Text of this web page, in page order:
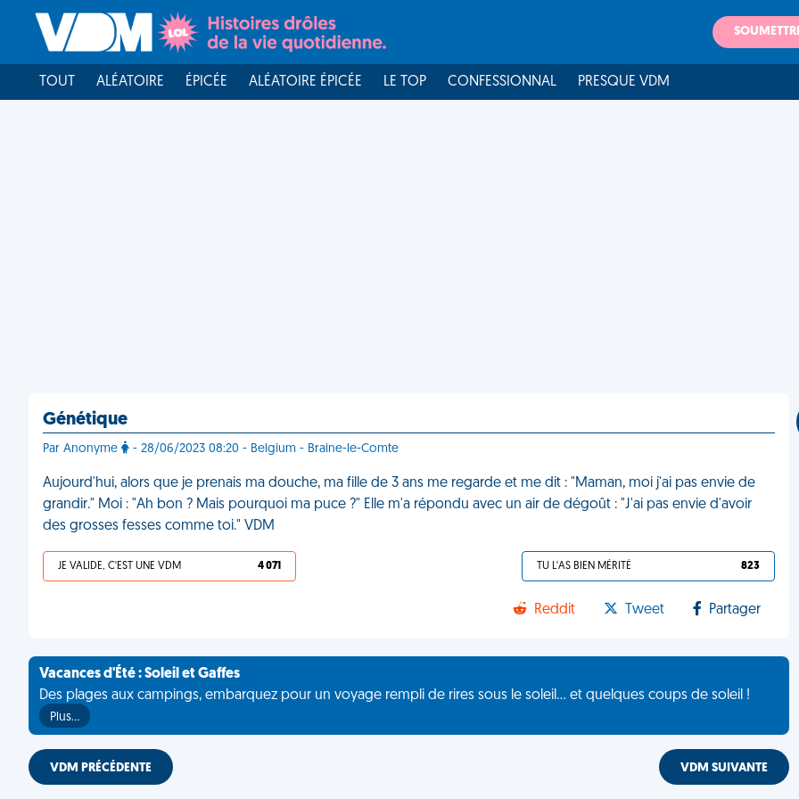
TOUT ALÉATOIRE ÉPICÉE ALÉATOIRE ÉPICÉE LE TOP CONFESSIONNAL PRESQUE VDM
Génétique
Par Anonyme - 28/06/2023 08:20 - Belgium - Braine-le-Comte
Aujourd'hui, alors que je prenais ma douche, ma fille de 3 ans me regarde et me dit : "Maman, moi j'ai pas envie de
grandir." Moi : "Ah bon ? Mais pourquoi ma puce ?" Elle m'a répondu avec un air de dégoût : "J'ai pas envie d'avoir
des grosses fesses comme toi." VDM
JE VALIDE, C'EST UNE VDM 4 071 TU L'AS BIEN MÉRITÉ 823
Reddit Tweet Partager
Vacances d'Été : Soleil et Gaffes
Des plages aux campings, embarquez pour un voyage rempli de rires sous le soleil... et quelques coups de soleil !
Plus…
VDM PRÉCÉDENTE VDM SUIVANTE